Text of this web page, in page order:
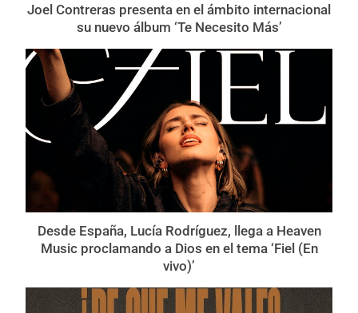
Joel Contreras presenta en el ámbito internacional
su nuevo álbum ‘Te Necesito Más’
Desde España, Lucía Rodríguez, llega a Heaven
Music proclamando a Dios en el tema ‘Fiel (En
vivo)’